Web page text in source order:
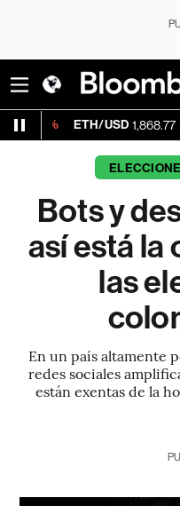
1,868.77 -0.35%
Bots y
así está la
las
En un país altamente
redes sociales
están exentas de la